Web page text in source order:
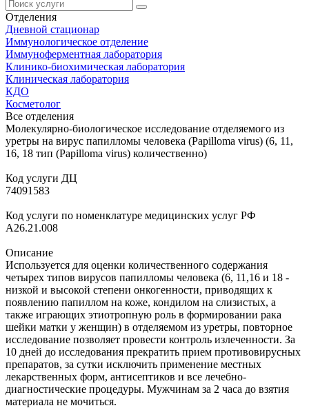
Отделения
Дневной стационар
Иммунологическое отделение
Иммуноферментная лаборатория
Клинико-биохимическая лаборатория
Клиническая лаборатория
КДО
Косметолог
Все отделения
Молекулярно-биологическое исследование отделяемого из
уретры на вирус папилломы человека (Papilloma virus) (6, 11,
16, 18 тип (Papilloma virus) количественно)
Код услуги ДЦ
74091583
Код услуги по номенклатуре медицинских услуг РФ
A26.21.008
Описание
Используется для оценки количественного содержания
четырех типов вирусов папилломы человека (6, 11,16 и 18 -
низкой и высокой степени онкогенности, приводящих к
появлению папиллом на коже, кондилом на слизистых, а
также играющих этиотропную роль в формировании рака
шейки матки у женщин) в отделяемом из уретры, повторное
исследование позволяет провести контроль излеченности. За
10 дней до исследования прекратить прием противовирусных
препаратов, за сутки исключить применение местных
лекарственных форм, антисептиков и все лечебно-
диагностические процедуры. Мужчинам за 2 часа до взятия
материала не мочиться.